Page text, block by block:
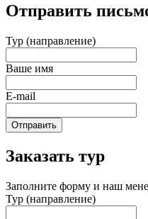
Отправить
Тур (направление)
Ваше имя
E-mail
Отправить
Заказать тур
Заполните форму и наш
Тур (направление)